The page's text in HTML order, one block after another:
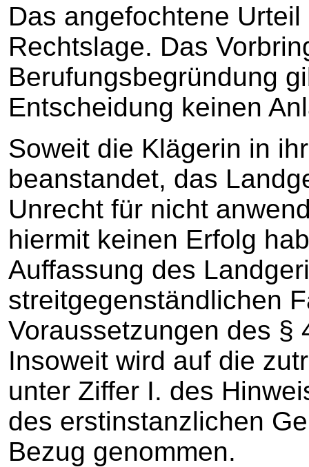
Das angefochtene
Rechtslage. Das
Berufungsbegründung
Entscheidung keinen
Soweit die Klägerin in
beanstandet, das
Unrecht für nicht
hiermit keinen Erfolg
Auffassung des
streitgegenständlichen
Voraussetzungen des §
Insoweit wird auf die
unter Ziffer I. des
des erstinstanzlichen
Bezug genommen.